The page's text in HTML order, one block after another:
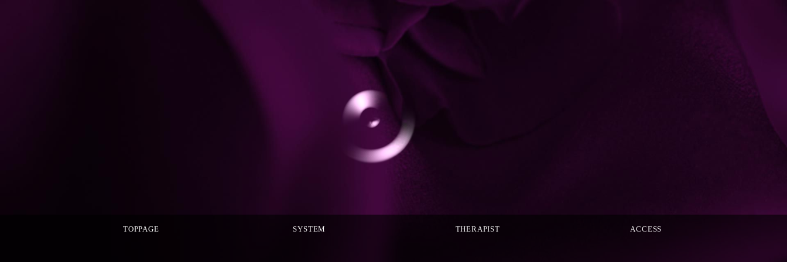
TOPPAGE SYSTEM THERAPIST ACCESS